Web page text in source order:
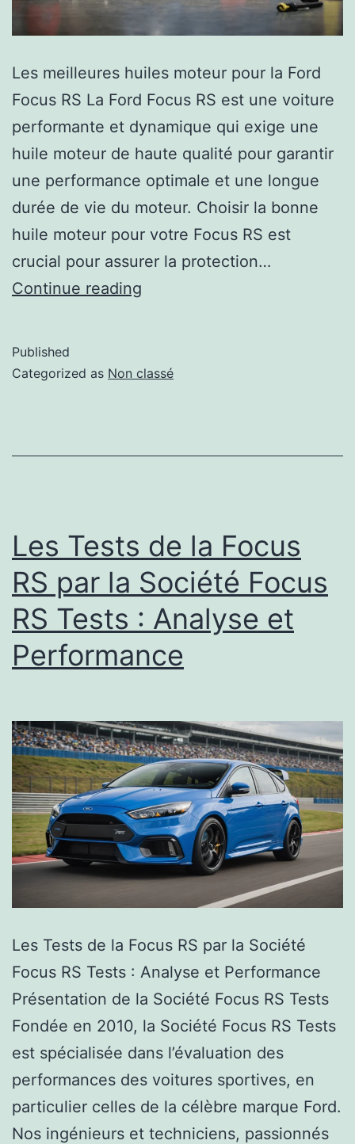
Les meilleures huiles moteur pour la Ford
Focus RS La Ford Focus RS est une voiture
performante et dynamique qui exige une
huile moteur de haute qualité pour garantir
une performance optimale et une longue
durée de vie du moteur. Choisir la bonne
huile moteur pour votre Focus RS est
crucial pour assurer la protection…
Continue reading
Published
Categorized as Non classé
Les Tests de la Focus
RS par la Société Focus
RS Tests : Analyse et
Performance
Les Tests de la Focus RS par la Société
Focus RS Tests : Analyse et Performance
Présentation de la Société Focus RS Tests
Fondée en 2010, la Société Focus RS Tests
est spécialisée dans l’évaluation des
performances des voitures sportives, en
particulier celles de la célèbre marque Ford.
Nos ingénieurs et techniciens, passionnés